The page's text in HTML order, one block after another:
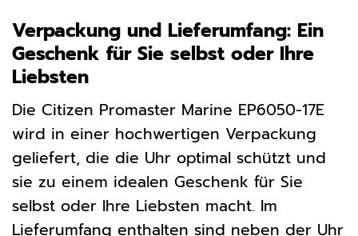
Verpackung und Lieferumfang: Ein
Geschenk für Sie selbst oder Ihre
Liebsten
Die Citizen Promaster Marine EP6050-17E
wird in einer hochwertigen Verpackung
geliefert, die die Uhr optimal schützt und
sie zu einem idealen Geschenk für Sie
selbst oder Ihre Liebsten macht. Im
Lieferumfang enthalten sind neben der Uhr